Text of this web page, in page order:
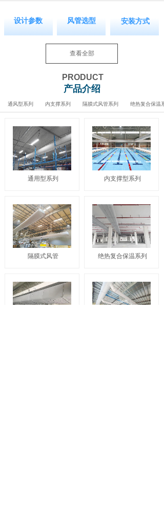
按钮文本 按钮文本 按钮文本
设计参数 风管选型 安装方式
查看全部
PRODUCT
产品介绍
通风型系列 内支撑系列 隔膜式风管系列 绝热复合保温
通用型系列 内支撑型系列
隔膜式风管 绝热复合保温系列